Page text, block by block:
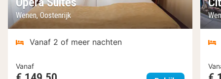
Wenen, Oostenrijk
Vanaf 2 of meer nachten
Vanaf